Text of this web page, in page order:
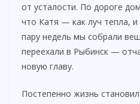
от усталости. По дороге
что Катя — как луч тепла,
пару недель мы собрали
переехали в Рыбинск —
новую главу.
Постепенно жизнь